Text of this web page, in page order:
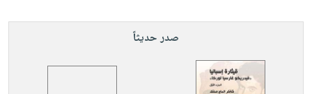
صدر حديثاً